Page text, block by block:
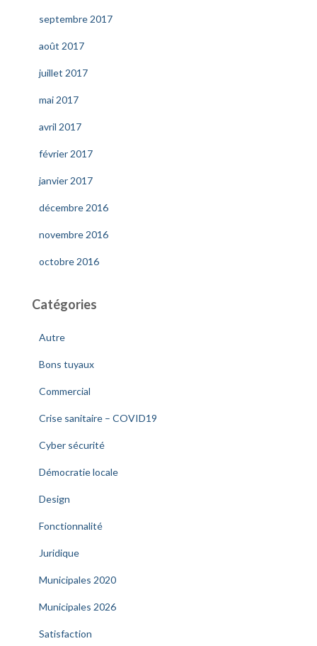
septembre 2017
août 2017
juillet 2017
mai 2017
avril 2017
février 2017
janvier 2017
décembre 2016
novembre 2016
octobre 2016
Catégories
Autre
Bons tuyaux
Commercial
Crise sanitaire – COVID19
Cyber sécurité
Démocratie locale
Design
Fonctionnalité
Juridique
Municipales 2020
Municipales 2026
Satisfaction